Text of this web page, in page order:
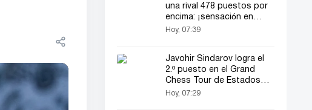
una rival 478 puestos por
encima: ¡sensación en
Leipzig!
Hoy, 07:39
Javohir Sindarov logra el
2.º puesto en el Grand
Chess Tour de Estados
Unidos
Hoy, 07:29